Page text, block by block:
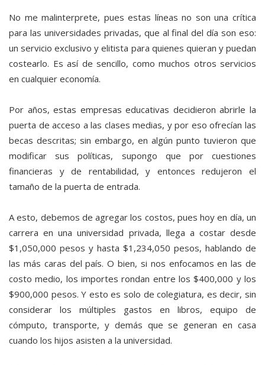
No me malinterprete, pues estas líneas no son una crítica
para las universidades privadas, que al final del día son eso:
un servicio exclusivo y elitista para quienes quieran y puedan
costearlo. Es así de sencillo, como muchos otros servicios
en cualquier economía.
Por años, estas empresas educativas decidieron abrirle la
puerta de acceso a las clases medias, y por eso ofrecían las
becas descritas; sin embargo, en algún punto tuvieron que
modificar sus políticas, supongo que por cuestiones
financieras y de rentabilidad, y entonces redujeron el
tamaño de la puerta de entrada.
A esto, debemos de agregar los costos, pues hoy en día, un
carrera en una universidad privada, llega a costar desde
$1,050,000 pesos y hasta $1,234,050 pesos, hablando de
las más caras del país. O bien, si nos enfocamos en las de
costo medio, los importes rondan entre los $400,000 y los
$900,000 pesos. Y esto es solo de colegiatura, es decir, sin
considerar los múltiples gastos en libros, equipo de
cómputo, transporte, y demás que se generan en casa
cuando los hijos asisten a la universidad.